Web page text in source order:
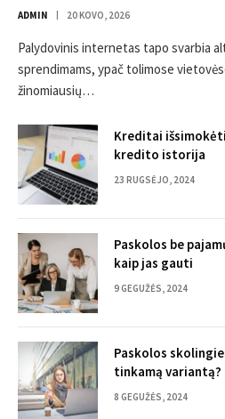
ADMIN 20 KOVO, 2026
Palydovinis internetas tapo svarbia
sprendimams, ypač tolimose
žinomiausių…
Kreditai
kredito istorija
23 RUGSĖJO, 2024
Paskolos be
kaip jas gauti
9 GEGUŽĖS, 2024
Paskolos
tinkamą variantą?
8 GEGUŽĖS, 2024